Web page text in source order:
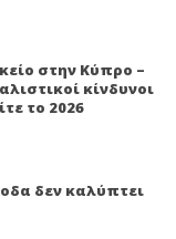
στην Κύπρο –
κίνδυνοι
το 2026
δεν καλύπτει